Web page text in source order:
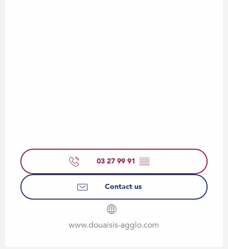
03 27 99 91 ▒▒
Contact us
www.douaisis-agglo.com